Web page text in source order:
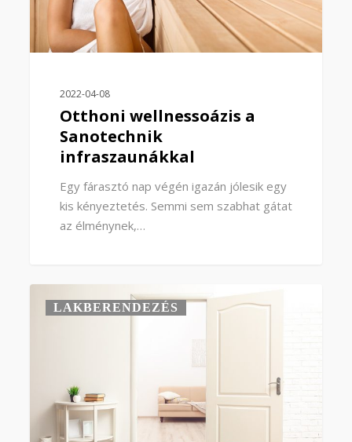
2022-04-08
Otthoni wellnessoázis a
Sanotechnik
infraszaunákkal
Egy fárasztó nap végén igazán jólesik egy
kis kényeztetés. Semmi sem szabhat gátat
az élménynek,…
LAKBERENDEZÉS
0